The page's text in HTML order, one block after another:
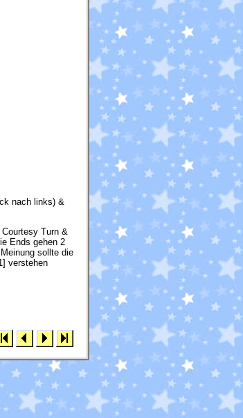
nach links) &
Turn &
Ends gehen 2
sollte die
verstehen